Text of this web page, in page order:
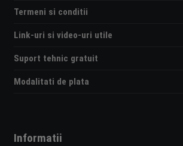
Termeni si conditii
Link-uri si video-uri utile
Suport tehnic gratuit
Modalitati de plata
Informatii